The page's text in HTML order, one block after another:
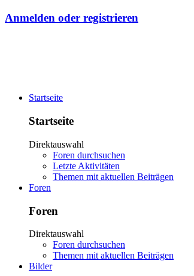
Anmelden oder registrieren
Startseite
Startseite
Direktauswahl
Foren durchsuchen
Letzte Aktivitäten
Themen mit aktuellen Beiträgen
Foren
Foren
Direktauswahl
Foren durchsuchen
Themen mit aktuellen Beiträgen
Bilder